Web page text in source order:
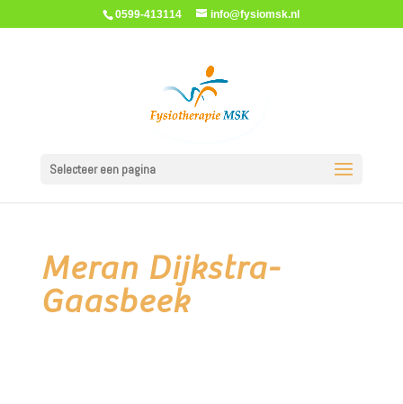
0599-413114 info@fysiomsk.nl
Selecteer een pagina
Meran Dijkstra-
Gaasbeek